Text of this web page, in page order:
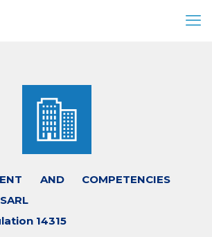
AND COMPETENCIES
14315